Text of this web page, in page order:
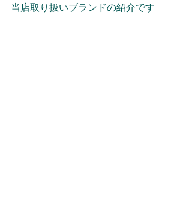
当店取り扱いブランドの紹介です